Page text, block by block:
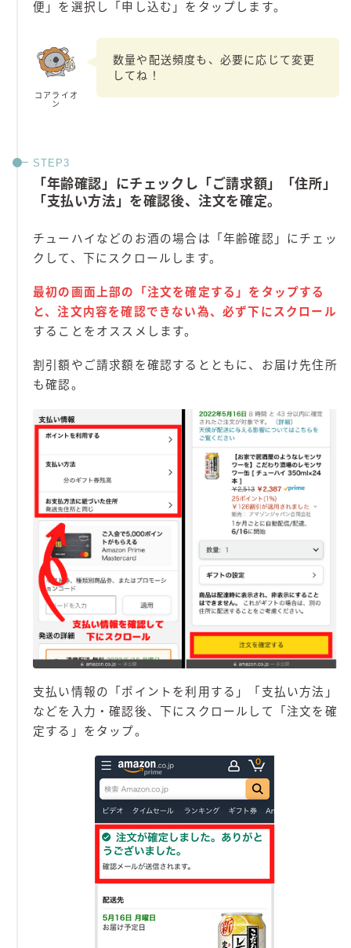
便」を選択し「申し込む」をタップします。
コアライオ
ン
数量や配送頻度も、必要に応じて変更
してね！
「年齢確認」にチェックし「ご請求額」「住所」
「支払い方法」を確認後、注文を確定。
チューハイなどのお酒の場合は「年齢確認」にチェッ
クして、下にスクロールします。
最初の画面上部の「注文を確定する」をタップする
と、注文内容を確認できない為、必ず下にスクロール
することをオススメします。
割引額やご請求額を確認するとともに、お届け先住所
も確認。
支払い情報の「ポイントを利用する」「支払い方法」
などを入力・確認後、下にスクロールして「注文を確
定する」をタップ。
毎日更新
缶チューハイの売れ筋ランキングはこちら